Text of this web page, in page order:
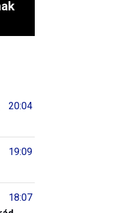
20:04
19:09
18:07